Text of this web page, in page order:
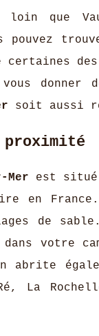
loin que
certaines
donner
soit aussi
proximité
Mer est situé
en
de
dans votre
abrite
La